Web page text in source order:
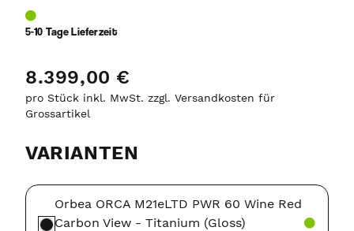
5-10 Tage Lieferzeit
8.399,00 €
pro Stück inkl. MwSt. zzgl. Versandkosten für
Grossartikel
VARIANTEN
Orbea ORCA M21eLTD PWR 60 Wine Red
Carbon View - Titanium (Gloss)